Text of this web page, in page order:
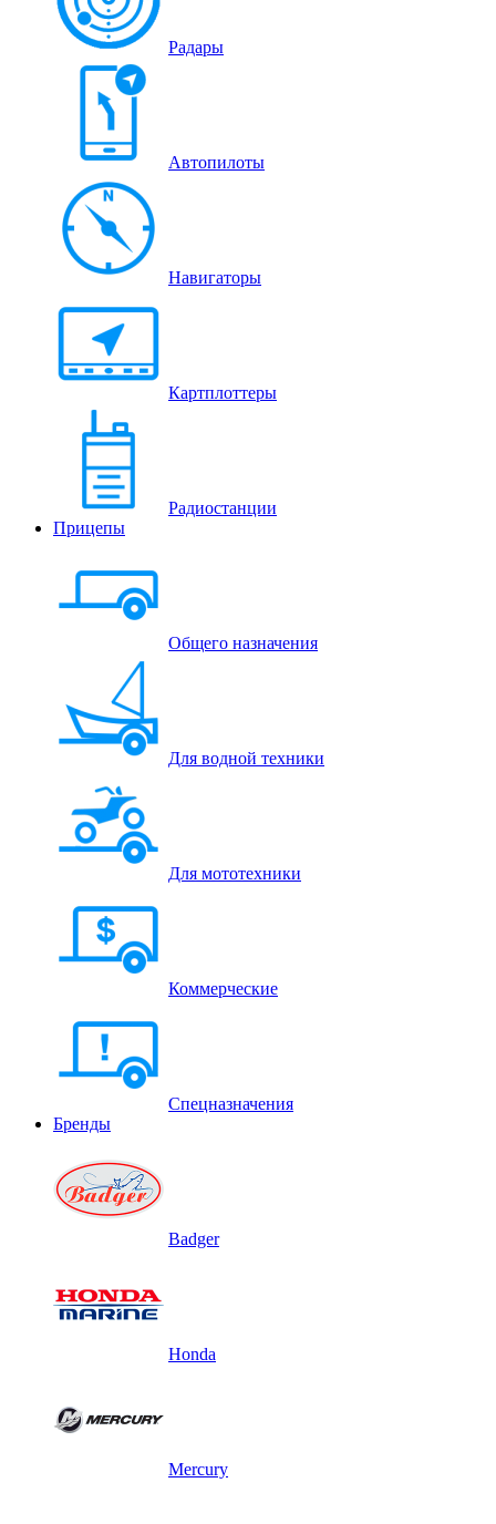
Радары
Автопилоты
Навигаторы
Картплоттеры
Радиостанции
Прицепы
Общего назначения
Для водной техники
Для мототехники
Коммерческие
Спецназначения
Бренды
Badger
Honda
Mercury